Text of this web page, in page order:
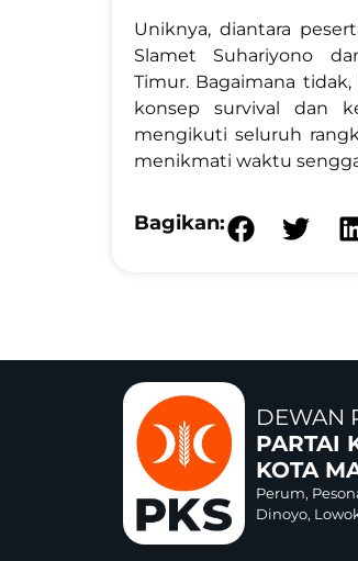
Uniknya, diantara
Slamet Suhariyono
Timur. Bagaimana
konsep survival dan
mengikuti seluruh
menikmati waktu
Bagikan:
DEWAN
PARTAI
KOTA
Perum,
Dinoyo,